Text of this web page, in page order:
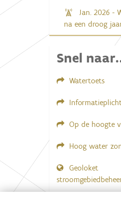
Jan. 2026 -
na een droog
Snel
Watertoets
Op de hoogte
Hoog water
Geoloket